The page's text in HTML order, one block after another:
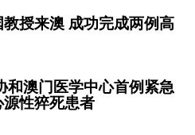
授来澳 成功完成两例高
和澳门医学中心首例紧急
性猝死患者